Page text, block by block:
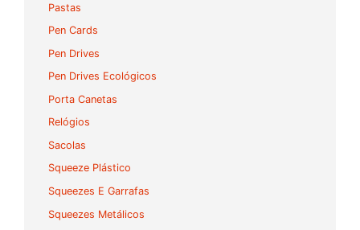
Pastas
Pen Cards
Pen Drives
Pen Drives Ecológicos
Porta Canetas
Relógios
Sacolas
Squeeze Plástico
Squeezes E Garrafas
Squeezes Metálicos